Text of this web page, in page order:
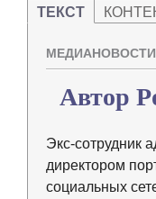
ТЕКСТ
МЕДИАНОВОСТИ
Автор
Экс-сотрудник
директором
социальных